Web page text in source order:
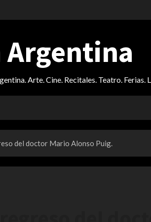
Arte. Cine. Recitales. Teatro.
del doctor Mario Alonso Puig.